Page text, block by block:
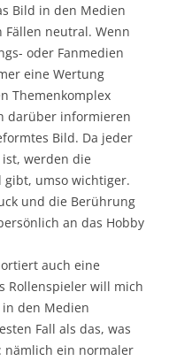
Bild in den Medien
neutral. Wenn
oder Fanmedien
eine Wertung
Themenkomplex
darüber informieren
Bild. Da jeder
werden die
gibt, umso wichtiger.
und die Berührung
an das Hobby
auch eine
Rollenspieler will mich
den Medien
Fall als das, was
nämlich ein normaler